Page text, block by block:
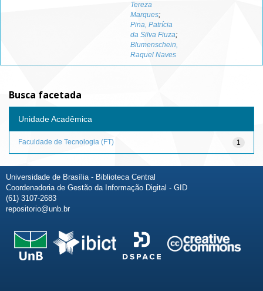
Tereza
Marques;
Pina, Patrícia
da Silva Fiuza;
Blumenschein,
Raquel Naves
Busca facetada
Unidade Acadêmica
1
Faculdade de Tecnologia (FT)
Universidade de Brasília - Biblioteca Central
Coordenadoria de Gestão da Informação Digital - GID
(61) 3107-2683
repositorio@unb.br